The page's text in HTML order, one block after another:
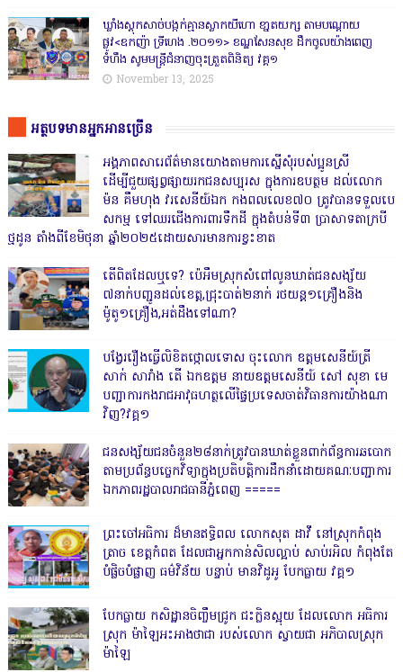
ឃ្លាំងស្តុកសាច់បង្កក់គ្មានស្លាកយីហោ ខា្នតយក្ស តាមបណ្តោយ
ផ្លូវ<ឧកញ៉ា ទ្រីហេង .២០១១> ខណ្ឌសែនសុខ ដឹកចូលយ៉ាងពេញ
ទំហឹង សូមមន្ត្រីជំនាញចុះត្រួតពិនិត្យ វគ្គ១
November 13, 2025
អត្ថបទមានអ្នកអានច្រើន
អង្គភាពសារេព័ត៌មានយោងតាមការស្នើសុំរបស់ប្អូនស្រី
ដើម្បីជួយផ្សព្វផ្សាយរកជនសប្បុរស ក្នុងការឧបត្ថម ដល់លោក
ម៉ន គឹមហុង វរសេនីយ៍ឯក កងពលលេខ៧០ ត្រូវបានទទួលបេ
សកម្ម ទៅឈរជើងការពារទឹកដី ក្នុងតំបន់ទី៣ ប្រាសាទតាក្របី
ថ្មដូន តាំងពីខែមិថុនា ឆ្នាំ២០២៥ដោយសារមានការខ្វះខាត
តើពិតដែលឬទេ? ប៉េអឹមស្រុកសំពៅលូនឃាត់ជនសង្ស័យ
៧នាក់បញ្ជូនដល់ខេត្ត,ជ្រុះបាត់២នាក់ រថយន្ត១គ្រឿងនិង
ម៉ូតូ១គ្រឿង,អត់ដឹងទៅណា?
បង្វែររឿងធ្វើលិខិតថ្កោលទោស ចុះលោក ឧត្តមសេនីយ៍ត្រី
សាក់ សារាំង តើ ឯកឧត្តម នាយឧត្តមសេនីយ៍ សៅ សុខា មេ
បញ្ជាការកងរាជអាវុធហត្ថលើផ្ទៃប្រទេសចាត់វិធានការយ៉ាងណា
វិញ?វគ្គ១
ជនសង្ស័យជនចំនួន២៨នាក់ត្រូវបានឃាត់ខ្លួនពាក់ព័ន្ធការឆបោក
តាមប្រព័ន្ធបច្ចេកវិទ្យាក្នុងប្រតិបត្តិការដឹកនាំដោយគណៈបញ្ជាការ
ឯកភាពរដ្ឋបាលរាជធានីភ្នំពេញ ‎=====
ព្រះចៅអធិការ ដ៏មានឥទ្ធិពល លោកសុត ដាវី នៅស្រុកកំពុង
ត្រាច ខេត្តកំពត ដែលជាអ្នកកាន់សិលល្អាប់ សាប់រអិល កំពុងតែ
បំផ្លិចបំផ្លាញ ធម៌វិន័យ បន្ទាប់ មានវិដូអូ បែកធ្លាយ វគ្គ១
បែកធ្លាយ កសិដ្ឋានចិញ្ចឹមជ្រូក ជះក្លិនស្អុយ ដែលលោក អធិការ
ស្រុក ម៉ាឡៃអះអាងថាជា របស់លោក ស្វាយជា អភិបាលស្រុក
ម៉ាឡៃ